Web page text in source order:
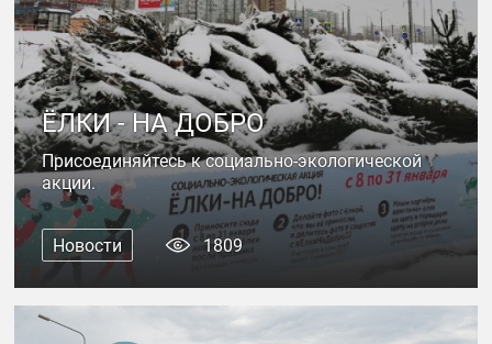
ЁЛКИ - НА ДОБРО
Присоединяйтесь к социально-экологической
акции.
Новости 1809